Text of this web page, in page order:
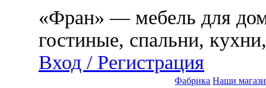
«Фран» — мебель для
гостиные, спальни,
Вход / Регистрация
Фабрика Наши